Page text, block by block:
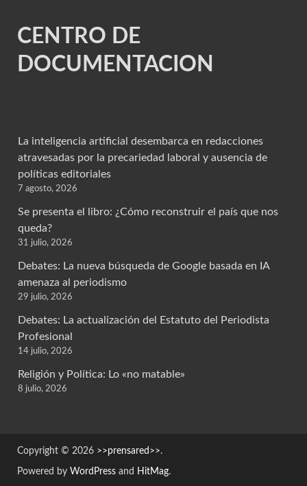
CENTRO DE
DOCUMENTACION
La inteligencia artificial desembarca en redacciones
atravesadas por la precariedad laboral y ausencia de
políticas editoriales
7 agosto, 2026
Se presenta el libro: ¿Cómo reconstruir el país que nos
queda?
31 julio, 2026
Debates: La nueva búsqueda de Google basada en IA
amenaza al periodismo
29 julio, 2026
Debates: La actualización del Estatuto del Periodista
Profesional
14 julio, 2026
Religión y Política: Lo «no matable»
8 julio, 2026
Copyright © 2026 >>prensared>>.
Powered by WordPress and HitMag.